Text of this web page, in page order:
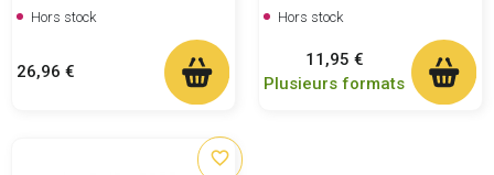
Hors stock
Prix
26,96 €
Hors stock
Prix
11,95 €
Plusieurs formats
favorite_border